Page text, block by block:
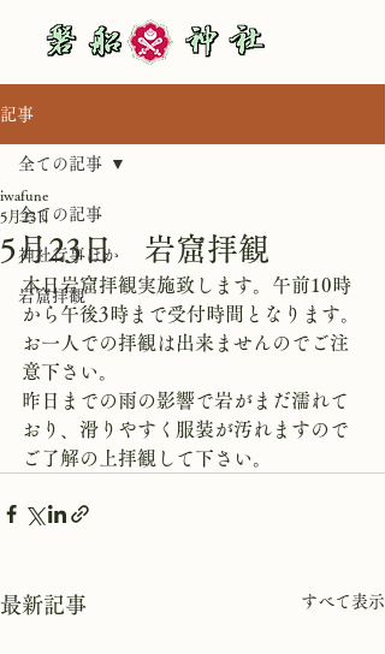
記事
全ての記事
神社行事ほか
岩窟拝観
全ての記事
5月23日 岩窟拝観
iwafune
5月23日
本日岩窟拝観実施致します。午前10時
から午後3時まで受付時間となります。
お一人での拝観は出来ませんのでご注
意下さい。
昨日までの雨の影響で岩がまだ濡れて
おり、滑りやすく服装が汚れますので
ご了解の上拝観して下さい。
最新記事 すべて表示